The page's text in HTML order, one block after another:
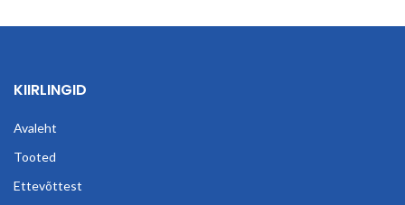
KIIRLINGID
Avaleht
Tooted
Ettevõttest